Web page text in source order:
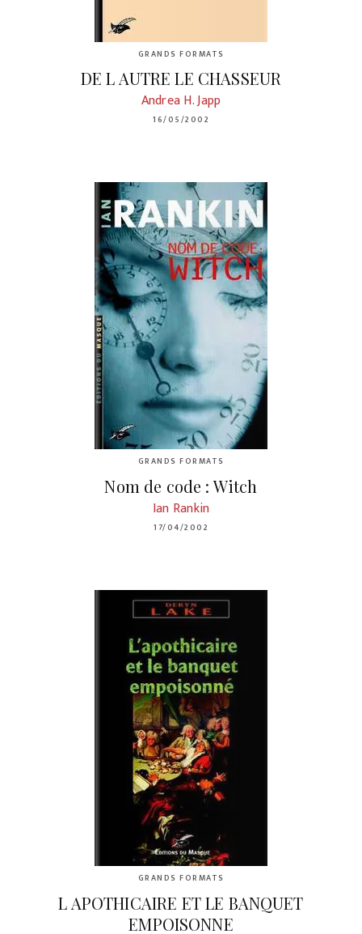
GRANDS FORMATS
DE L AUTRE LE CHASSEUR
Andrea H. Japp
16/05/2002
GRANDS FORMATS
Nom de code : Witch
Ian Rankin
17/04/2002
GRANDS FORMATS
L APOTHICAIRE ET LE BANQUET
EMPOISONNE